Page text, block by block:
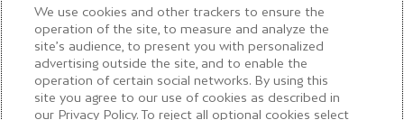
Der Infinity-Weinkeller der Bar hält eine
breite Auswahl an Classic und Vintage
Champagnern von Moët & Chandon bereit,
darunter auch äußerst seltene und
außergewöhnliche Flaschen.
We use cookies and other trackers to ensure the
operation of the site, to measure and analyze the
site’s audience, to present you with personalized
advertising outside the site, and to enable the
operation of certain social networks. By using this
site you agree to our use of cookies as described in
our Privacy Policy. To reject all optional cookies select